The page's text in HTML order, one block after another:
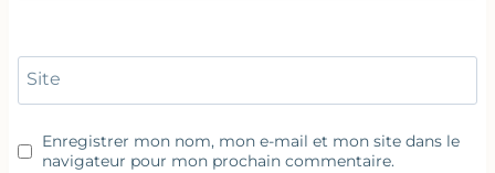
Site
Enregistrer mon nom, mon e-mail et mon site dans le
navigateur pour mon prochain commentaire.